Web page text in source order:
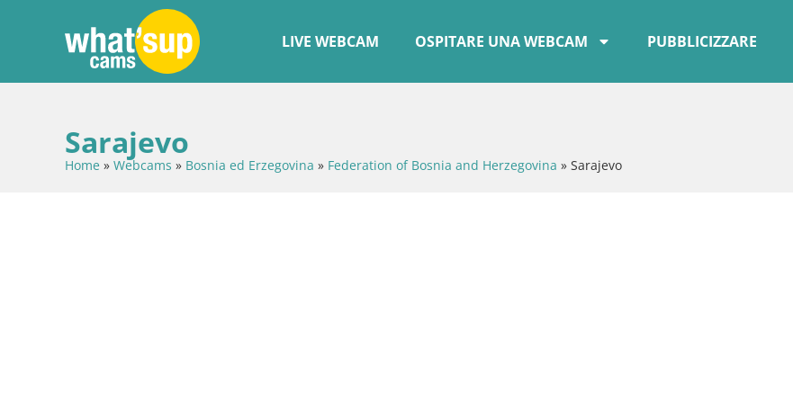
LIVE WEBCAM OSPITARE UNA WEBCAM PUBBLICIZZARE
Sarajevo
Home » Webcams » Bosnia ed Erzegovina » Federation of Bosnia and Herzegovina » Sarajevo